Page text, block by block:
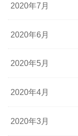
2020年7月
2020年6月
2020年5月
2020年4月
2020年3月